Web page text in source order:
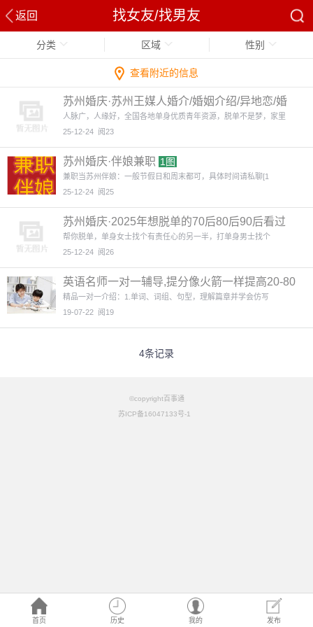
返回 找女友/找男友
首页 历史 我的 发布
分类 区域 性别
查看附近的信息
苏州婚庆·苏州王媒人婚介/婚姻介绍/异地恋/婚
配/找伴侣
人脉广，人缘好，全国各地单身优质青年资源，脱单不是梦，家里
25-12-24 阅23
苏州婚庆·伴娘兼职 1图
兼职当苏州伴娘：一般节假日和周末都可，具体时间请私聊[1
25-12-24 阅25
苏州婚庆·2025年想脱单的70后80后90后看过
来
帮你脱单，单身女士找个有责任心的另一半，打单身男士找个
25-12-24 阅26
英语名师一对一辅导,提分像火箭一样提高20-80
分4图
精品一对一介绍：1.单词、词组、句型，理解篇章并学会仿写
19-07-22 阅19
4条记录
©copyright百事通
苏ICP备16047133号-1